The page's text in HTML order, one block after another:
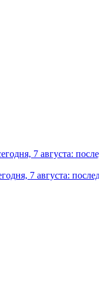
7 августа:
7 августа: